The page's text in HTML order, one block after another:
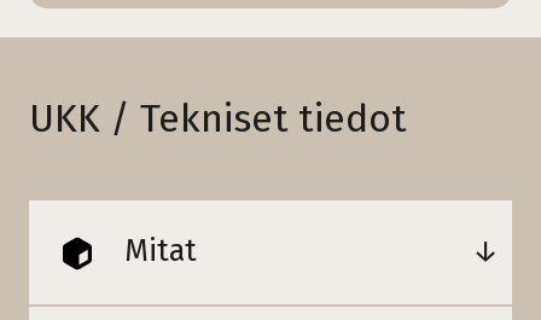
UKK / Tekniset tiedot
Mitat